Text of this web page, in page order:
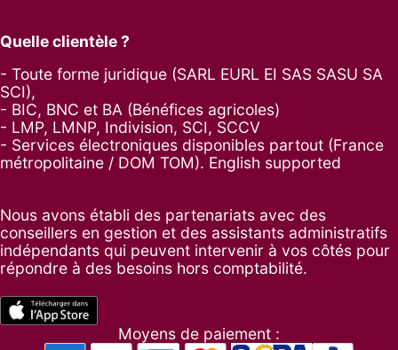
Quelle clientèle ?
- Toute forme juridique (SARL EURL EI SAS SASU SA
SCI),
- BIC, BNC et BA (Bénéfices agricoles)
- LMP, LMNP, Indivision, SCI, SCCV
- Services électroniques disponibles partout (France
métropolitaine / DOM TOM). English supported
Nous avons établi des partenariats avec des
conseillers en gestion et des assistants administratifs
indépendants qui peuvent intervenir à vos côtés pour
répondre à des besoins hors comptabilité.
Moyens de paiement :